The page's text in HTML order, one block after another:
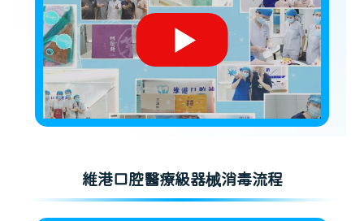
維港口腔醫療級器械消毒流程